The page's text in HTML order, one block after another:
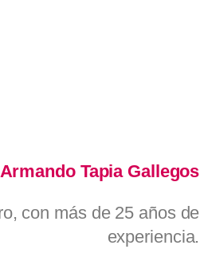
Armando Tapia Gallegos
con más de 25 años de
experiencia.